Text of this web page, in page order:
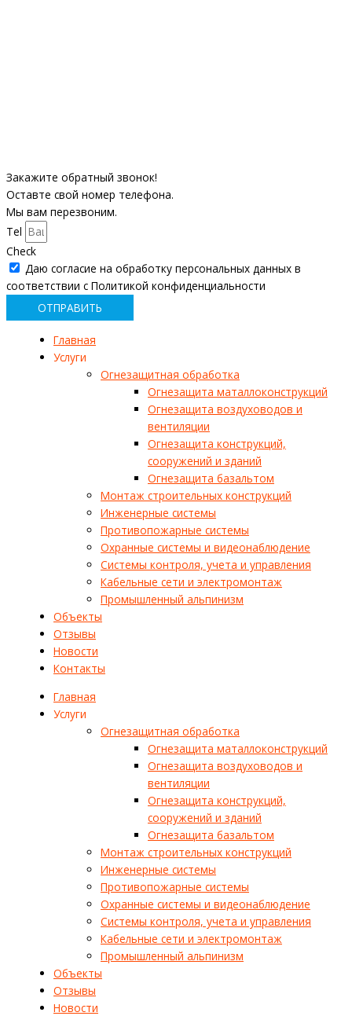
Закажите обратный звонок!
Оставте свой номер телефона.
Мы вам перезвоним.
Tel
Check
Даю согласие на обработку персональных данных в
соответствии с Политикой конфиденциальности
ОТПРАВИТЬ
Главная
Услуги
Огнезащитная обработка
Огнезащита маталлоконструкций
Огнезащита воздуховодов и
вентиляции
Огнезащита конструкций,
сооружений и зданий
Огнезащита базальтом
Монтаж строительных конструкций
Инженерные системы
Противопожарные системы
Охранные системы и видеонаблюдение
Системы контроля, учета и управления
Кабельные сети и электромонтаж
Промышленный альпинизм
Объекты
Отзывы
Новости
Контакты
Главная
Услуги
Огнезащитная обработка
Огнезащита маталлоконструкций
Огнезащита воздуховодов и
вентиляции
Огнезащита конструкций,
сооружений и зданий
Огнезащита базальтом
Монтаж строительных конструкций
Инженерные системы
Противопожарные системы
Охранные системы и видеонаблюдение
Системы контроля, учета и управления
Кабельные сети и электромонтаж
Промышленный альпинизм
Объекты
Отзывы
Новости